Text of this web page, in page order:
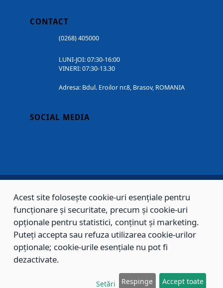
CONTACT
(0268) 405000
LUNI-JOI: 07:30-16:00
VINERI: 07:30-13.30
Adresa: Bdul. Eroilor nr.8, Brasov, ROMANIA
SOCIAL MEDIA
Copyright © 2002 - 2026 - PRIMĂRIA MUNICIPIULUI BRAȘOV, toate drepturile
rezervate.
Sitemap Contact
Acest site folosește cookie-uri esențiale pentru
funcționare și securitate, precum și cookie-uri
opționale pentru statistici, conținut și marketing.
Puteți accepta sau refuza utilizarea cookie-urilor
opționale; cookie-urile esențiale nu pot fi
dezactivate.
Setări Respinge Accept toate